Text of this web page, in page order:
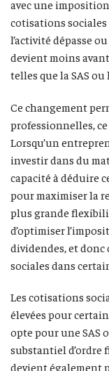
avec une
cotisations
l’activité dépasse
devient moins
telles que la SAS ou
Ce changement
professionnelles,
Lorsqu’un
investir dans du
capacité à déduire
pour maximiser la
plus grande
d’optimiser
dividendes, et
sociales dans
Les cotisations
élevées pour
opte pour une SAS
substantiel d’ordre
devient également